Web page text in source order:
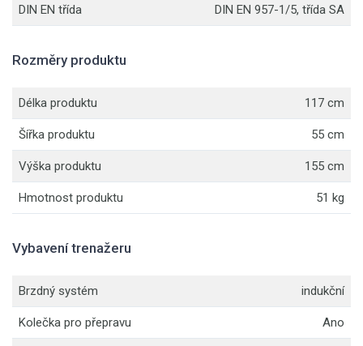
DIN EN třída DIN EN 957-1/5, třída SA
Rozměry produktu
Délka produktu 117 cm
Šířka produktu 55 cm
Výška produktu 155 cm
Hmotnost produktu 51 kg
Vybavení trenažeru
Brzdný systém indukční
Kolečka pro přepravu Ano